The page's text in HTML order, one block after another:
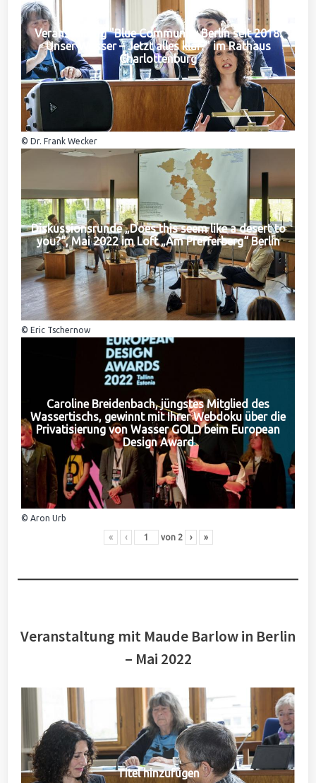
Veranstaltung "Blue Community Berlin seit 2018:
Unser Wasser – Jetzt alles klar?" im Rathaus
Charlottenburg
© Dr. Frank Wecker
Diskussionsrunde „Does this seem like a desert to
you?“, Mai 2022 im Loft „Am Pfefferberg“ Berlin
© Eric Tschernow
Caroline Breidenbach, jüngstes Mitglied des
Wassertischs, gewinnt mit Ihrer Webdoku über die
Privatisierung von Wasser GOLD beim European
Design Award
© Aron Urb
« ‹ von 2 › »
Veranstaltung mit Maude Barlow in Berlin
– Mai 2022
Titel hinzufügen